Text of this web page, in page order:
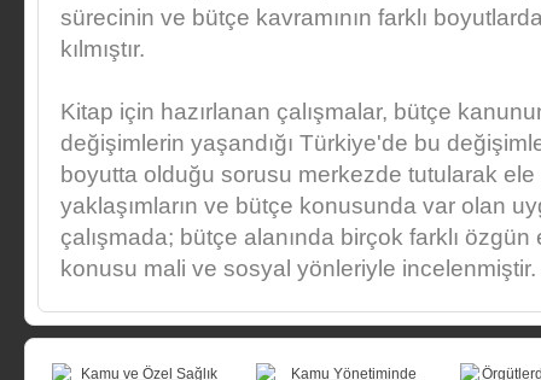
sürecinin ve bütçe kavramının farklı
kılmıştır.
Kitap için hazırlanan çalışmalar, bütçe
değişimlerin yaşandığı Türkiye'de bu
boyutta olduğu sorusu merkezde tutularak ele
yaklaşımların ve bütçe konusunda var olan
çalışmada; bütçe alanında birçok farklı
konusu mali ve sosyal yönleriyle incelenmiştir.